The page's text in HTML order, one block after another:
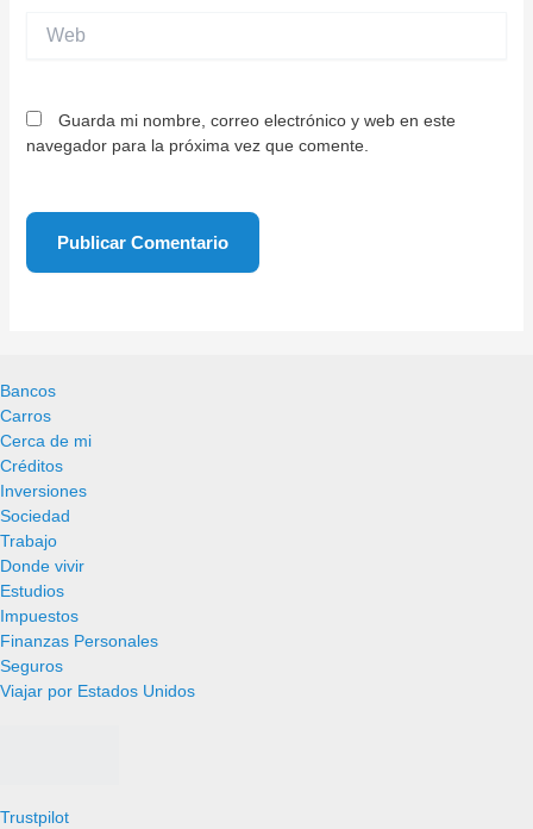
Guarda mi nombre, correo electrónico y web en este
navegador para la próxima vez que comente.
Bancos
Carros
Cerca de mi
Créditos
Inversiones
Sociedad
Trabajo
Donde vivir
Estudios
Impuestos
Finanzas Personales
Seguros
Viajar por Estados Unidos
Trustpilot